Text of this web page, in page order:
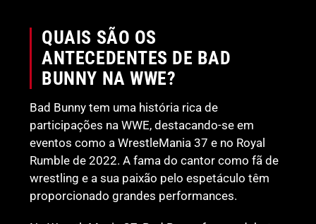
QUAIS SÃO OS
ANTECEDENTES DE BAD
BUNNY NA WWE?
Bad Bunny tem uma história rica de
participações na WWE, destacando-se em
eventos como a WrestleMania 37 e no Royal
Rumble de 2022. A fama do cantor como fã de
wrestling e a sua paixão pelo espetáculo têm
proporcionado grandes performances.